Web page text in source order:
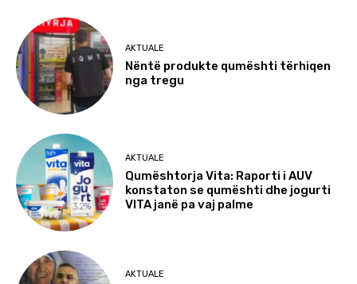
AKTUALE
Nëntë produkte qumështi tërhiqen
nga tregu
AKTUALE
Qumështorja Vita: Raporti i AUV
konstaton se qumështi dhe jogurti
VITA janë pa vaj palme
AKTUALE